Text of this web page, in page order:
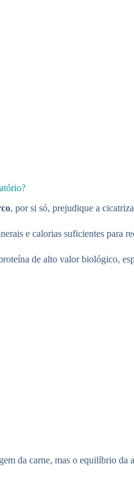
, por si só, prejudique a
e calorias suficientes para
de alto valor biológico,
da carne, mas o equilíbrio da